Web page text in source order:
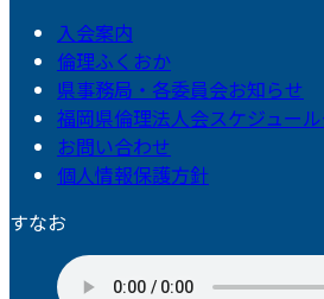
入会案内
倫理ふくおか
県事務局・各委員会お知らせ
福岡県倫理法人会スケジュー
お問い合わせ
個人情報保護方針
すなお